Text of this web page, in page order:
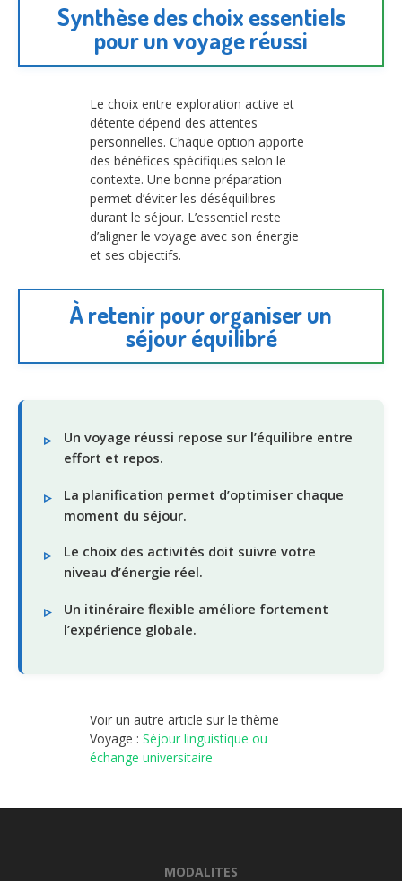
Synthèse des choix essentiels
pour un voyage réussi
Le choix entre exploration active et
détente dépend des attentes
personnelles. Chaque option apporte
des bénéfices spécifiques selon le
contexte. Une bonne préparation
permet d’éviter les déséquilibres
durant le séjour. L’essentiel reste
d’aligner le voyage avec son énergie
et ses objectifs.
À retenir pour organiser un
séjour équilibré
Un voyage réussi repose sur l’équilibre entre
effort et repos.
La planification permet d’optimiser chaque
moment du séjour.
Le choix des activités doit suivre votre
niveau d’énergie réel.
Un itinéraire flexible améliore fortement
l’expérience globale.
Voir un autre article sur le thème
Voyage : Séjour linguistique ou
échange universitaire
MODALITES